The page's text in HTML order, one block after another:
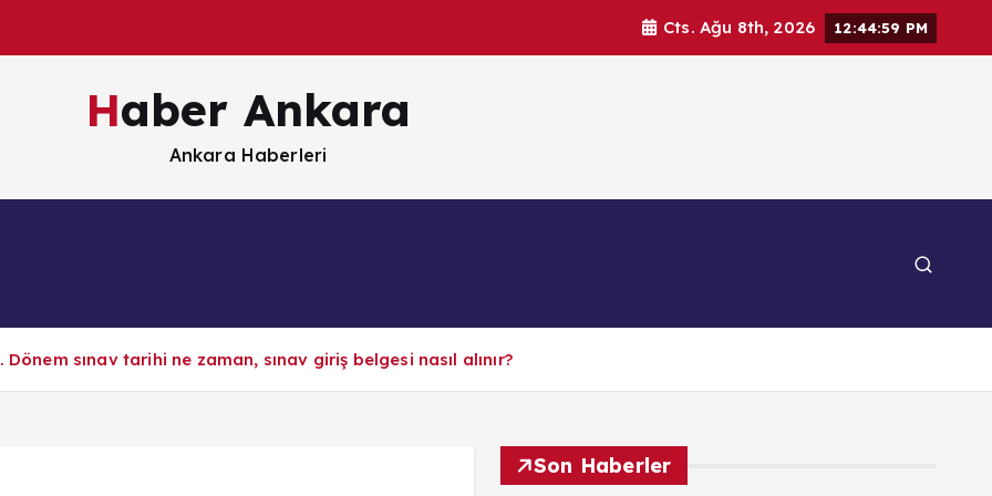
Cts. Ağu 8th, 2026 12:45:00 PM
Haber Ankara
Ankara Haberleri
sınav tarihi ne zaman, sınav giriş belgesi nasıl alınır?
Son Haberler